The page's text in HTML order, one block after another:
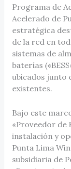
Programa de
Acelerado de
estratégica
de la red en
sistemas de
baterías
ubicados junto
existentes.
Bajo este
«Proveedor de
instalación y
Punta Lima
subsidiaria de